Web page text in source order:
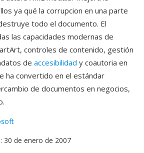
ya qué la corrupcion en una parte
todo el documento. El
las capacidades modernas de
controles de contenido, gestión
de accesibilidad y coautoria en
ha convertido en el estándar
de documentos en negocios,
: 30 de enero de 2007